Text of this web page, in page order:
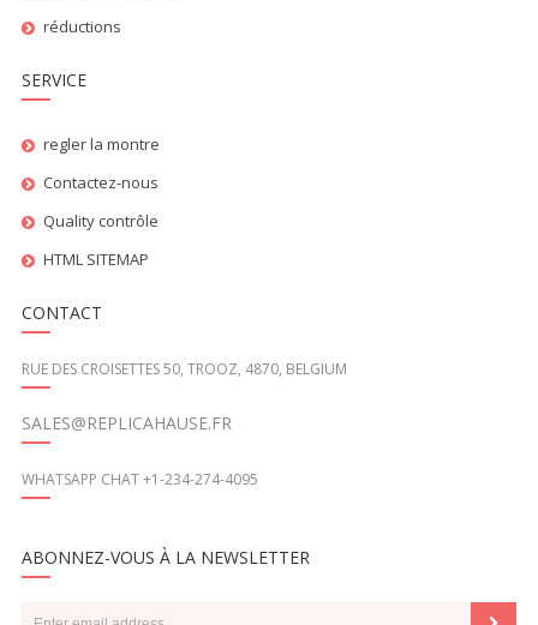
réductions
SERVICE
regler la montre
Contactez-nous
Quality contrôle
HTML SITEMAP
CONTACT
RUE DES CROISETTES 50, TROOZ, 4870, BELGIUM
SALES@REPLICAHAUSE.FR
WHATSAPP CHAT +1-234-274-4095
ABONNEZ-VOUS À LA NEWSLETTER